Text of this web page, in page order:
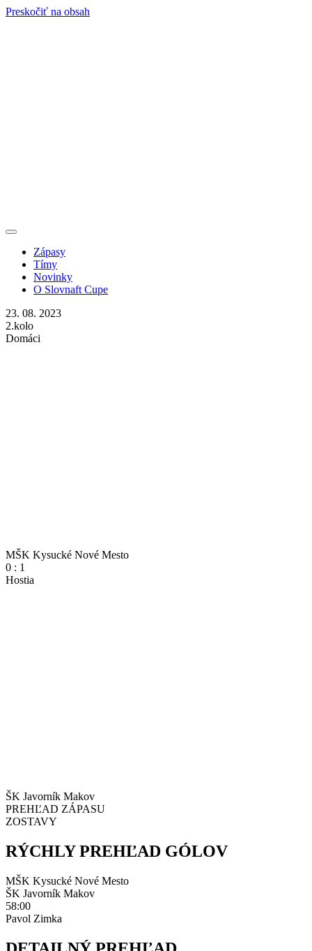
Preskočiť na obsah
Zápasy
Tímy
Novinky
O Slovnaft Cupe
23. 08. 2023
2.kolo
Domáci
MŠK Kysucké Nové Mesto
0 : 1
Hostia
ŠK Javorník Makov
PREHĽAD ZÁPASU
ZOSTAVY
RÝCHLY PREHĽAD GÓLOV
MŠK Kysucké Nové Mesto
ŠK Javorník Makov
58:00
Pavol Zimka